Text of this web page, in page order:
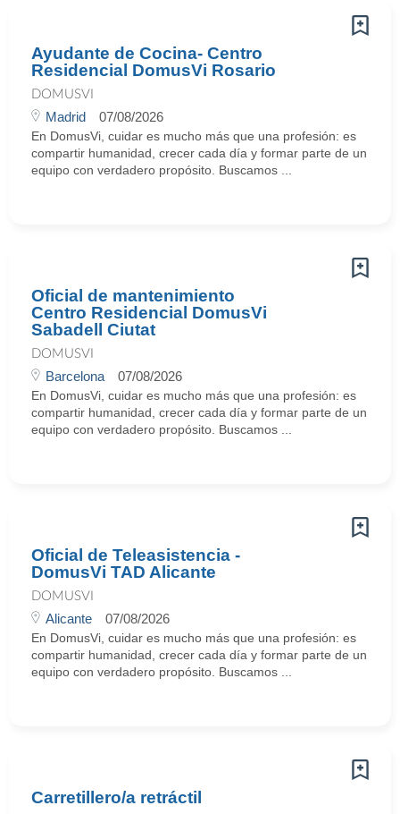
Ayudante de Cocina- Centro
Residencial DomusVi Rosario
DOMUSVI
Madrid 07/08/2026
En DomusVi, cuidar es mucho más que una profesión: es
compartir humanidad, crecer cada día y formar parte de un
equipo con verdadero propósito. Buscamos ...
Oficial de mantenimiento
Centro Residencial DomusVi
Sabadell Ciutat
DOMUSVI
Barcelona 07/08/2026
En DomusVi, cuidar es mucho más que una profesión: es
compartir humanidad, crecer cada día y formar parte de un
equipo con verdadero propósito. Buscamos ...
Oficial de Teleasistencia -
DomusVi TAD Alicante
DOMUSVI
Alicante 07/08/2026
En DomusVi, cuidar es mucho más que una profesión: es
compartir humanidad, crecer cada día y formar parte de un
equipo con verdadero propósito. Buscamos ...
Carretillero/a retráctil